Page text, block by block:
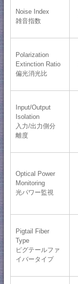
Noise Index
雑音指数
Polarization
Extinction Ratio
偏光消光比
Input/Output
Isolation
入力/出力側分
離度
Optical Power
Monitoring
光パワー監視
Pigtail Fiber
Type
ピグテールファ
イバータイプ